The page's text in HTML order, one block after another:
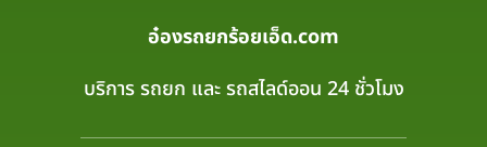
อ๋องรถยกร้อยเอ็ด.com
บริการ รถยก และ รถสไลด์ออน 24 ชั่วโมง